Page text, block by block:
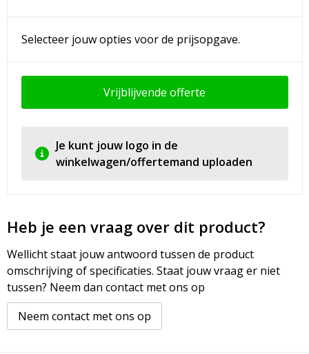
Selecteer jouw opties voor de prijsopgave.
Vrijblijvende offerte
Je kunt jouw logo in de
winkelwagen/offertemand uploaden
Heb je een vraag over dit product?
Wellicht staat jouw antwoord tussen de product
omschrijving of specificaties. Staat jouw vraag er niet
tussen? Neem dan contact met ons op
Neem contact met ons op